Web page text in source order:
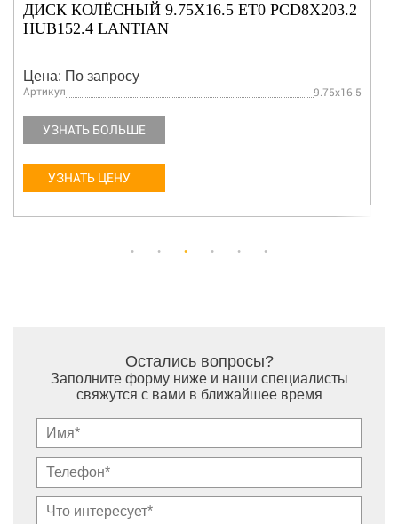
ДИСК КОЛЁСНЫЙ 9.75X16.5 ET0 PCD8X203.2
HUB152.4 LANTIAN
Цена: По запросу
Артикул 9.75x16.5
УЗНАТЬ БОЛЬШЕ
УЗНАТЬ ЦЕНУ
Остались вопросы?
Заполните форму ниже и наши специалисты
свяжутся с вами в ближайшее время